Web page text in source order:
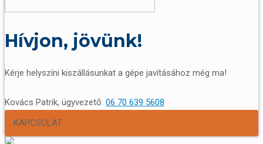
Hívjon, jövünk!
Kérje helyszíni kiszállásunkat a gépe javításához még ma!
Kovács Patrik, ügyvezető: 06 70 639 5608
KAPCSOLAT